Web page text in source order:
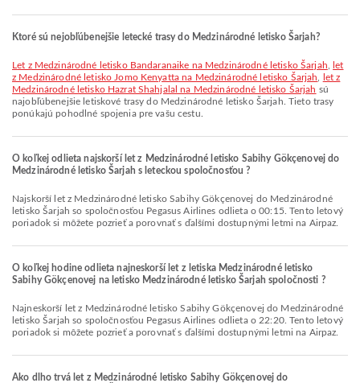
Ktoré sú nejobľúbenejšie letecké trasy do Medzinárodné letisko Šarjah?
let z Medzinárodné letisko Bandaranaike na Medzinárodné letisko Šarjah
let
z Medzinárodné letisko Jomo Kenyatta na Medzinárodné letisko Šarjah
let z
Medzinárodné letisko Hazrat Shahjalal na Medzinárodné letisko Šarjah sú
najobľúbenejšie letiskové trasy do Medzinárodné letisko Šarjah. Tieto trasy
ponúkajú pohodlné spojenia pre vašu cestu.
O koľkej odlieta najskorší let z Medzinárodné letisko Sabihy Gökçenovej do
Medzinárodné letisko Šarjah s leteckou spoločnosťou ?
Najskorší let z Medzinárodné letisko Sabihy Gökçenovej do Medzinárodné
letisko Šarjah so spoločnosťou Pegasus Airlines odlieta o 00:15. Tento letový
poriadok si môžete pozrieť a porovnať s ďalšími dostupnými letmi na Airpaz.
O koľkej hodine odlieta najneskorší let z letiska Medzinárodné letisko
Sabihy Gökçenovej na letisko Medzinárodné letisko Šarjah spoločnosti ?
Najneskorší let z Medzinárodné letisko Sabihy Gökçenovej do Medzinárodné
letisko Šarjah so spoločnosťou Pegasus Airlines odlieta o 22:20. Tento letový
poriadok si môžete pozrieť a porovnať s ďalšími dostupnými letmi na Airpaz.
Ako dlho trvá let z Medzinárodné letisko Sabihy Gökçenovej do